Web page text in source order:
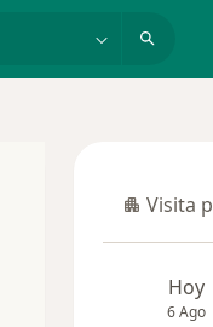
Visita
Visita
Hoy
6 Ago